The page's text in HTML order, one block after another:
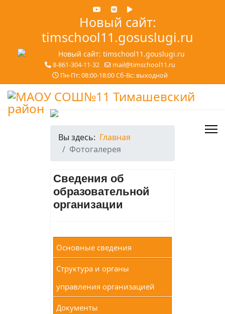
Новый сайт:
timschool11.gosuslugi.ru
8-861-304-11-32
mail@timschool11.ru
Пн-Пт: 08:00-18:00 Сб-Вс: выходной
Вы здесь: Главная
Фотогалерея
Сведения об
образовательной
организации
Основные сведения
Структура и органы
управления организацией
Документы